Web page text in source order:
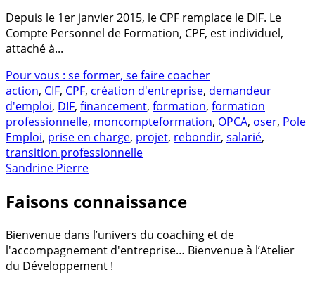
Depuis le 1er janvier 2015, le CPF remplace le DIF. Le
Compte Personnel de Formation, CPF, est individuel,
attaché à...
Pour vous : se former, se faire coacher
action, CIF, CPF, création d'entreprise, demandeur
d'emploi, DIF, financement, formation, formation
professionnelle, moncompteformation, OPCA, oser, Pole
Emploi, prise en charge, projet, rebondir, salarié,
transition professionnelle
Sandrine Pierre
Faisons connaissance
Bienvenue dans l’univers du coaching et de
l'accompagnement d'entreprise… Bienvenue à l’Atelier
du Développement !